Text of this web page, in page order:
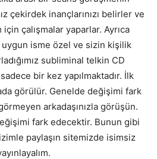
çekirdek inançlarınızı belirler ve
çalışmalar yaparlar. Ayrıca
uygun isme özel ve sizin kişilik
subliminal telkin CD
bir kez yapılmaktadır. İlk
görülür. Genelde değişimi fark
arkadaşınızla görüşün.
fark edecektir. Bunun gibi
paylaşın sitemizde isimsiz